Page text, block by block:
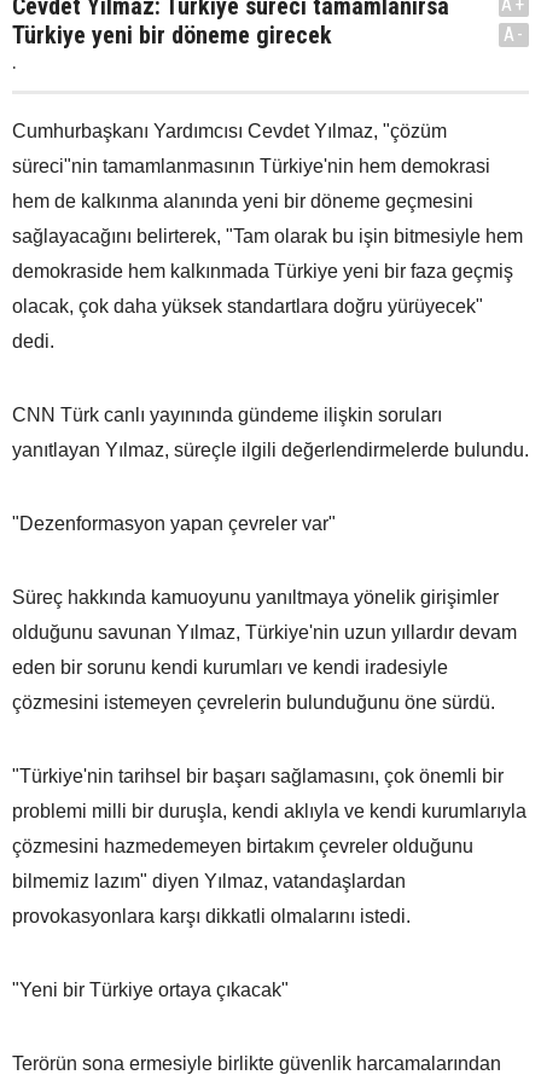
Türkiye yeni bir döneme girecek
.
A-
Cumhurbaşkanı Yardımcısı Cevdet Yılmaz, "çözüm
süreci"nin tamamlanmasının Türkiye'nin hem demokrasi
hem de kalkınma alanında yeni bir döneme geçmesini
sağlayacağını belirterek, "Tam olarak bu işin bitmesiyle hem
demokraside hem kalkınmada Türkiye yeni bir faza geçmiş
olacak, çok daha yüksek standartlara doğru yürüyecek"
dedi.
CNN Türk canlı yayınında gündeme ilişkin soruları
yanıtlayan Yılmaz, süreçle ilgili değerlendirmelerde bulundu.
"Dezenformasyon yapan çevreler var"
Süreç hakkında kamuoyunu yanıltmaya yönelik girişimler
olduğunu savunan Yılmaz, Türkiye'nin uzun yıllardır devam
eden bir sorunu kendi kurumları ve kendi iradesiyle
çözmesini istemeyen çevrelerin bulunduğunu öne sürdü.
"Türkiye'nin tarihsel bir başarı sağlamasını, çok önemli bir
problemi milli bir duruşla, kendi aklıyla ve kendi kurumlarıyla
çözmesini hazmedemeyen birtakım çevreler olduğunu
bilmemiz lazım" diyen Yılmaz, vatandaşlardan
provokasyonlara karşı dikkatli olmalarını istedi.
"Yeni bir Türkiye ortaya çıkacak"
Terörün sona ermesiyle birlikte güvenlik harcamalarından